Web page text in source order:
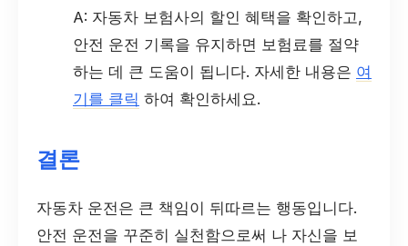
A: 자동차 보험사의 할인 혜택을 확인하고,
안전 운전 기록을 유지하면 보험료를 절약
하는 데 큰 도움이 됩니다. 자세한 내용은 여
기를 클릭 하여 확인하세요.
결론
자동차 운전은 큰 책임이 뒤따르는 행동입니다.
안전 운전을 꾸준히 실천함으로써 나 자신을 보